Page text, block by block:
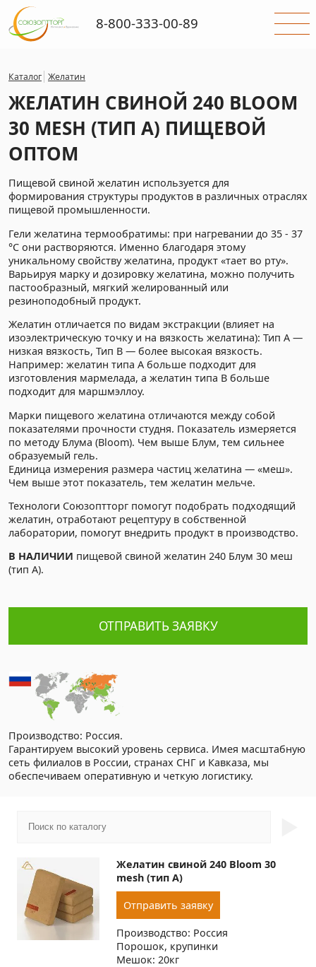
Каталог Желатин
ЖЕЛАТИН СВИНОЙ 240 BLOOM
30 MESH (ТИП А) ПИЩЕВОЙ
ОПТОМ
Пищевой свиной желатин используется для
формирования структуры продуктов в различных отраслях
пищевой промышленности.
Гели желатина термообратимы: при нагревании до 35 - 37
°С они растворяются. Именно благодаря этому
уникальному свойству желатина, продукт «тает во рту».
Варьируя марку и дозировку желатина, можно получить
пастообразный, мягкий желированный или
резиноподобный продукт.
Желатин отличается по видам экстракции (влияет на
изоэлектрическую точку и на вязкость желатина): Тип А —
низкая вязкость, Тип B — более высокая вязкость.
Например: желатин типа А больше подходит для
изготовления мармелада, а желатин типа B больше
подходит для маршмэллоу.
Марки пищевого желатина отличаются между собой
показателями прочности студня. Показатель измеряется
по методу Блума (Bloom). Чем выше Блум, тем сильнее
образуемый гель.
Единица измерения размера частиц желатина — «меш».
Чем выше этот показатель, тем желатин мельче.
Технологи Союзоптторг помогут подобрать подходящий
желатин, отработают рецептуру в собственной
лаборатории, помогут внедрить продукт в производство.
В НАЛИЧИИ пищевой свиной желатин 240 Блум 30 меш
(тип А).
ОТПРАВИТЬ ЗАЯВКУ
Производство: Россия.
Гарантируем высокий уровень сервиса. Имея масштабную
сеть филиалов в России, странах СНГ и Кавказа, мы
обеспечиваем оперативную и четкую логистику.
Желатин свиной 240 Bloom 30
mesh (тип А)
Отправить заявку
Производство: Россия
Порошок, крупинки
Мешок: 20кг
8-800-333-00-89